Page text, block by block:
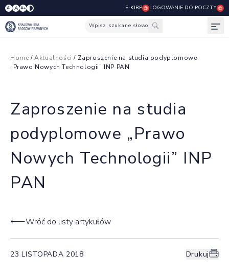
A- A A+ E-KIRP LOGOWANIE DO POCZTY
Wpisz szukane słowo
Home /Aktualności / Zaproszenie na studia podyplomowe
„Prawo Nowych Technologii” INP PAN
Zaproszenie na studia
podyplomowe „Prawo
Nowych Technologii” INP
PAN
Wróć do listy artykułów
23 LISTOPADA 2018 Drukuj